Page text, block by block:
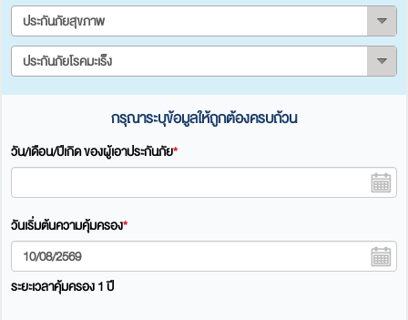
ประกันภัยสุขภาพ
ประกันภัยโรคมะเร็ง
กรุณาระบุข้อมูลให้ถูกต้องครบถ้วน
วัน/เดือน/ปีเกิด ของผู้เอาประกันภัย*
วันเริ่มต้นความคุ้มครอง*
ระยะเวลาคุ้มครอง 1 ปี